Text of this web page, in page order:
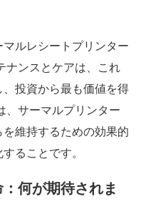
ルレシートプリンター
ナンスとケアは、これ
投資から最も価値を得
、サーマルプリンター
維持するための効果的
ることです。
何が期待されま